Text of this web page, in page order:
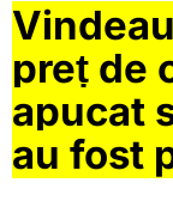
preț de
apucat
au fost